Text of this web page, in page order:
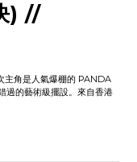
) //
主角是人氣爆棚的 PANDA
過的藝術級擺設。來自香港